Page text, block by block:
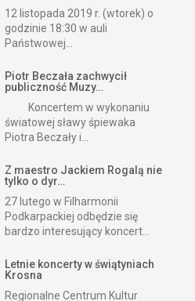
12 listopada 2019 r. (wtorek) o
godzinie 18:30 w auli
Państwowej...
Piotr Beczała zachwycił
publiczność Muzy…
Koncertem w wykonaniu
światowej sławy śpiewaka
Piotra Beczały i...
Z maestro Jackiem Rogalą nie
tylko o dyr…
27 lutego w Filharmonii
Podkarpackiej odbędzie się
bardzo interesujący koncert...
Letnie koncerty w świątyniach
Krosna
Regionalne Centrum Kultur